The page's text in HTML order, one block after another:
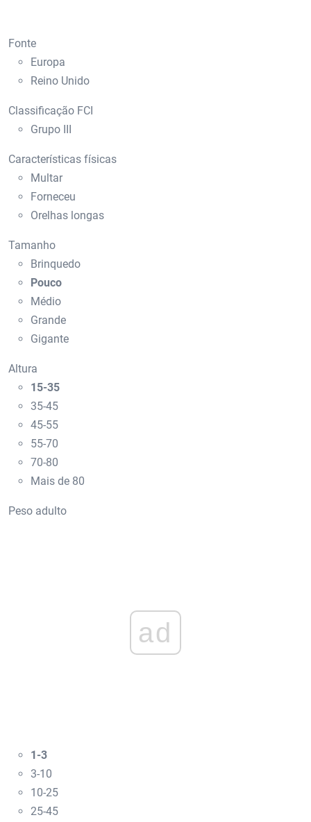
Fonte
Europa
Reino Unido
Classificação FCI
Grupo III
Características físicas
Multar
Forneceu
Orelhas longas
Tamanho
Brinquedo
Pouco
Médio
Grande
Gigante
Altura
15-35
35-45
45-55
55-70
70-80
Mais de 80
Peso adulto
ad
1-3
3-10
10-25
25-45